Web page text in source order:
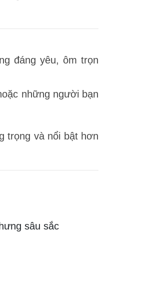
đáng yêu, ôm trọn
những người bạn
trọng và nổi bật hơn
sâu sắc